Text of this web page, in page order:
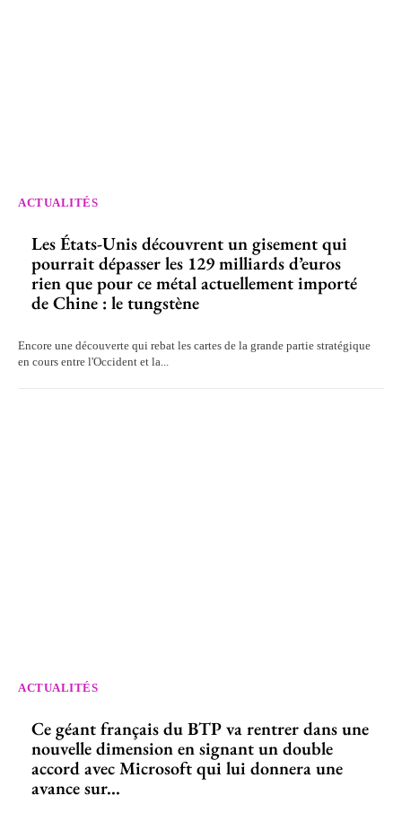
ACTUALITÉS
Les États-Unis découvrent un gisement qui
pourrait dépasser les 129 milliards d’euros
rien que pour ce métal actuellement importé
de Chine : le tungstène
Encore une découverte qui rebat les cartes de la grande partie stratégique
en cours entre l'Occident et la...
ACTUALITÉS
Ce géant français du BTP va rentrer dans une
nouvelle dimension en signant un double
accord avec Microsoft qui lui donnera une
avance sur...